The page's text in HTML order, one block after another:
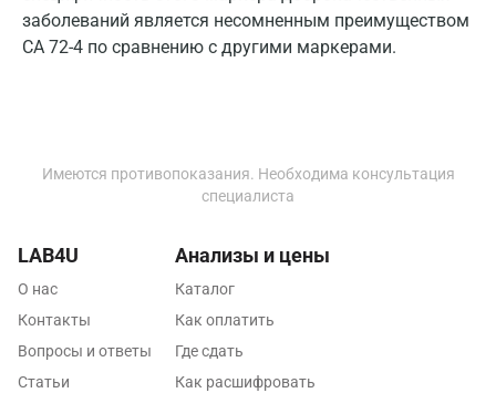
заболеваний является несомненным преимуществом
СА 72-4 по сравнению с другими маркерами.
Наро-Фоминск
Обнинск
Имеются противопоказания. Необходима консультация
специалиста
LAB4U
О нас
Контакты
Вопросы и ответы
Статьи
Анализы и цены
Каталог
Как оплатить
Где сдать
Как расшифровать